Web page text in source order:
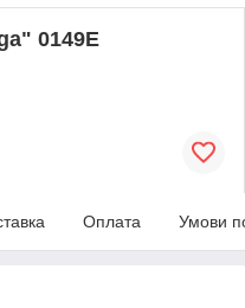
0149E
Оплата Умови